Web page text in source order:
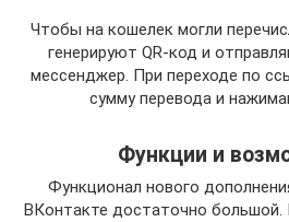
Чтобы на кошелек могли
генерируют QR-код и
мессенджер. При переходе по
сумму перевода и
Функции и
Функционал нового
ВКонтакте достаточно большой.